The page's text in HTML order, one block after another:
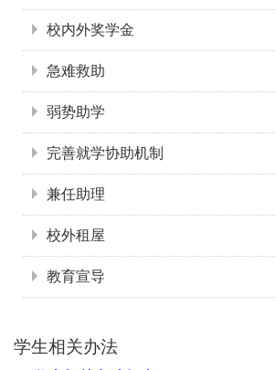
校内外奖学金
急难救助
弱势助学
完善就学协助机制
兼任助理
校外租屋
教育宣导
学生相关办法